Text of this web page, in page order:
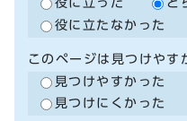
役に立たなかった
このページは見つけやす
見つけやすかった
見つけにくかった